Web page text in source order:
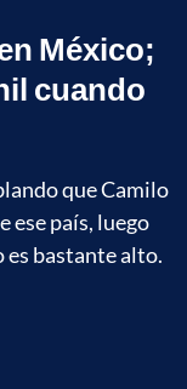
México;
cuando
que Camilo
ese país, luego
es bastante alto.